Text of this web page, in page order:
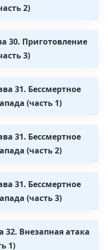
2)
30. Приготовление
3)
31. Бессмертное
(часть 1)
31. Бессмертное
(часть 2)
31. Бессмертное
(часть 3)
Внезапная атака
1)